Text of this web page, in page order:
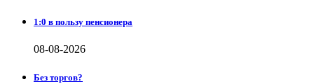
1:0 в пользу пенсионера
08-08-2026
Без торгов?